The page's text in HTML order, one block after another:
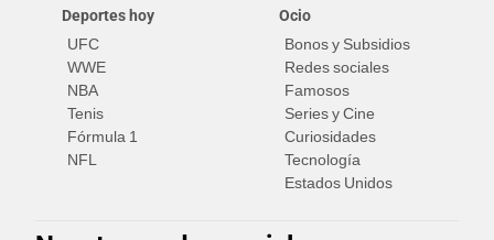
Deportes hoy
UFC
WWE
NBA
Tenis
Fórmula 1
NFL
Ocio
Bonos y Subsidios
Redes sociales
Famosos
Series y Cine
Curiosidades
Tecnología
Estados Unidos